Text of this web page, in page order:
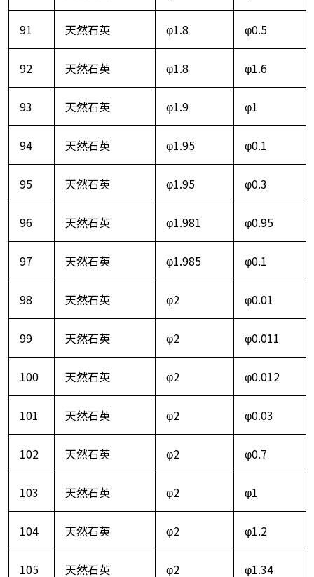
91 天然石英 φ1.8 φ0.5
92 天然石英 φ1.8 φ1.6
93 天然石英 φ1.9 φ1
94 天然石英 φ1.95 φ0.1
95 天然石英 φ1.95 φ0.3
96 天然石英 φ1.981 φ0.95
97 天然石英 φ1.985 φ0.1
98 天然石英 φ2 φ0.01
99 天然石英 φ2 φ0.011
100 天然石英 φ2 φ0.012
101 天然石英 φ2 φ0.03
102 天然石英 φ2 φ0.7
103 天然石英 φ2 φ1
104 天然石英 φ2 φ1.2
105 天然石英 φ2 φ1.34